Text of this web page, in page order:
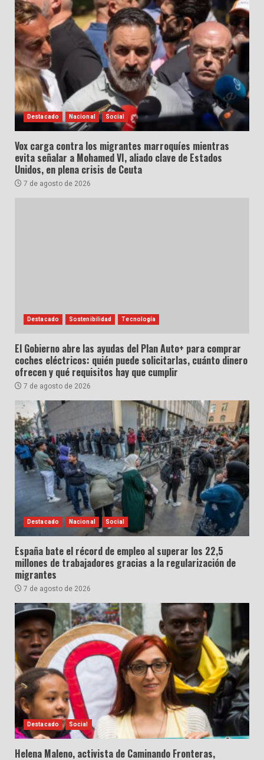
Destacado Nacional Social
Vox carga contra los migrantes marroquíes mientras
evita señalar a Mohamed VI, aliado clave de Estados
Unidos, en plena crisis de Ceuta
7 de agosto de 2026
Destacado Sostenibilidad Tecnología
El Gobierno abre las ayudas del Plan Auto+ para comprar
coches eléctricos: quién puede solicitarlas, cuánto dinero
ofrecen y qué requisitos hay que cumplir
7 de agosto de 2026
Destacado Nacional Social
España bate el récord de empleo al superar los 22,5
millones de trabajadores gracias a la regularización de
migrantes
7 de agosto de 2026
Destacado Social
Helena Maleno, activista de Caminando Fronteras,